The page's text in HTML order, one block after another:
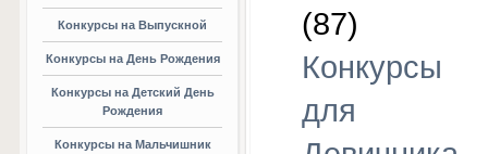
Конкурсы на Выпускной
Конкурсы на День Рождения
Конкурсы на Детский День
Рождения
Конкурсы на Мальчишник
(87)
Конкурсы
для